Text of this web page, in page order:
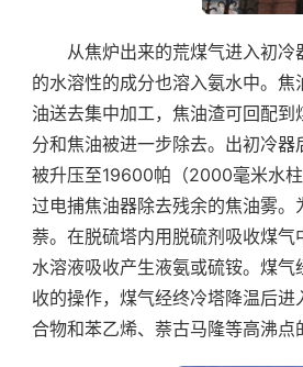
从焦炉出来的荒煤气进入初
的水溶性的成分也溶入氨水中。
油送去集中加工，焦油渣可回配
分和焦油被进一步除去。出初冷
被升压至19600帕（2000毫米水
过电捕焦油器除去残余的焦油雾
萘。在脱硫塔内用脱硫剂吸收煤
水溶液吸收产生液氨或硫铵。煤
收的操作，煤气经终冷塔降温后
合物和苯乙烯、萘古马隆等高沸点